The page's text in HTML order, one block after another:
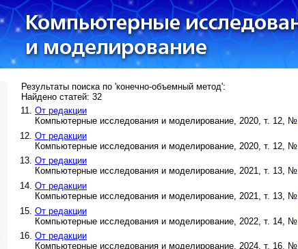
Результаты поиска по 'конечно-объемный метод':
Найдено статей: 32
От редакции
Компьютерные исследования и моделирование, 2020, т. 12, №
От редакции
Компьютерные исследования и моделирование, 2020, т. 12, №
От редакции
Компьютерные исследования и моделирование, 2021, т. 13, №
От редакции
Компьютерные исследования и моделирование, 2021, т. 13, №
От редакции
Компьютерные исследования и моделирование, 2022, т. 14, №
От редакции
Компьютерные исследования и моделирование, 2024, т. 16, №